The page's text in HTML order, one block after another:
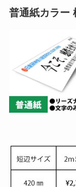
普通紙カラー